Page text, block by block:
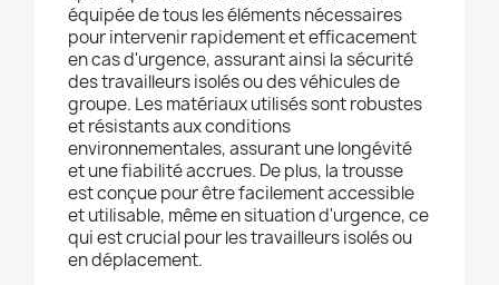
équipée de tous les éléments nécessaires
pour intervenir rapidement et efficacement
en cas d'urgence, assurant ainsi la sécurité
des travailleurs isolés ou des véhicules de
groupe. Les matériaux utilisés sont robustes
et résistants aux conditions
environnementales, assurant une longévité
et une fiabilité accrues. De plus, la trousse
est conçue pour être facilement accessible
et utilisable, même en situation d'urgence, ce
qui est crucial pour les travailleurs isolés ou
en déplacement.